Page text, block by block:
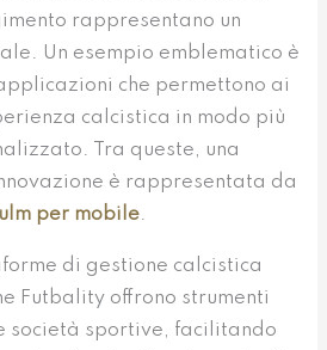
rappresentano un
Un esempio emblematico è
che permettono ai
calcistica in modo più
Tra queste, una
è rappresentata da
per mobile.
di gestione calcistica
Futbality offrono strumenti
società sportive, facilitando